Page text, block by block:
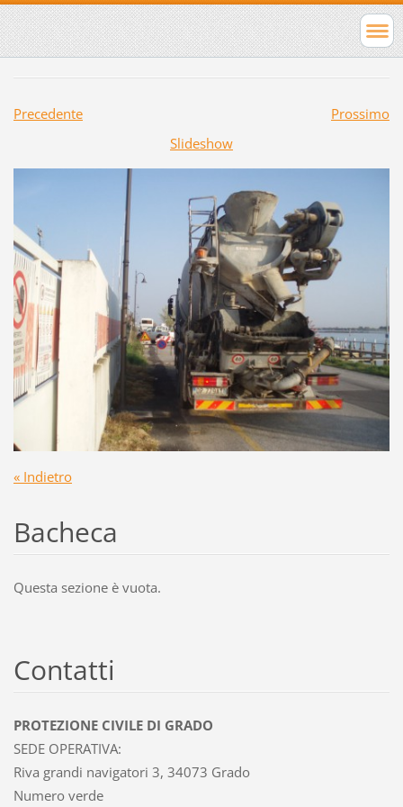
Precedente
Prossimo
Slideshow
« Indietro
Bacheca
Questa sezione è vuota.
Contatti
PROTEZIONE CIVILE DI GRADO
SEDE OPERATIVA:
Riva grandi navigatori 3, 34073 Grado
Numero verde